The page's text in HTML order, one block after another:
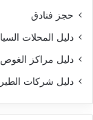
حجز فنادق
دليل المحلات
دليل مراكز الغوص
دليل شركات